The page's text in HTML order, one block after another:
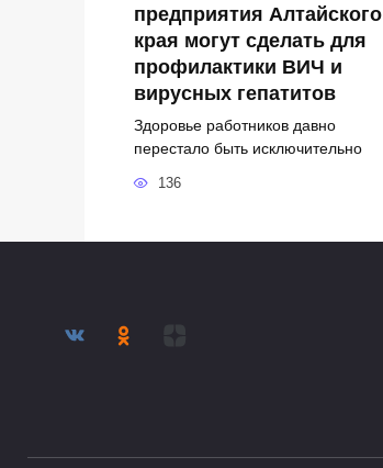
предприятия Алтайского
края могут сделать для
профилактики ВИЧ и
вирусных гепатитов
Здоровье работников давно
перестало быть исключительно
136